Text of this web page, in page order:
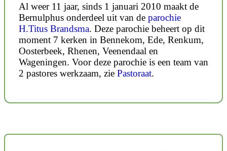
Al weer 11 jaar, sinds 1 januari 2010 maakt de
Bernulphus onderdeel uit van de parochie
H.Titus Brandsma. Deze parochie beheert op dit
moment 7 kerken in Bennekom, Ede, Renkum,
Oosterbeek, Rhenen, Veenendaal en
Wageningen. Voor deze parochie is een team van
2 pastores werkzaam, zie Pastoraat.